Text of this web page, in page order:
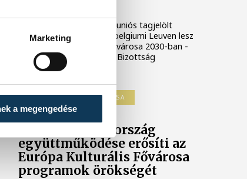
Marketing
a megengedése
Egy ciprusi, valamint egy uniós tagjelölt
ország városa mellett a belgiumi Leuven lesz
Európa egyik kulturális fővárosa 2030-ban -
tájékoztatott az Európai Bizottság
pénteken.
EURÓPA KULTURÁLIS FŐVÁROSA
Kilenc európai ország
együttműködése erősíti az
Európa Kulturális Fővárosa
programok örökségét